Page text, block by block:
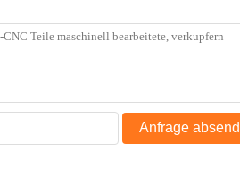
Anfrage